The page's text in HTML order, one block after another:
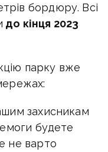
бордюру. Всі
до кінця 2023
парку вже
захисникам
будете
не варто